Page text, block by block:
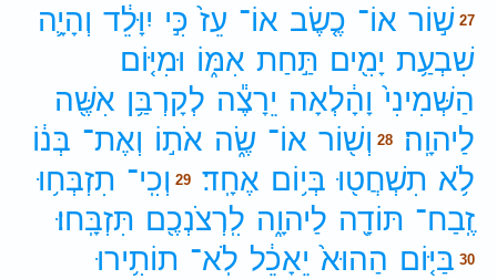
27 שׁ֣וֹר אוֹ־ כֶ֤שֶׂב אוֹ־ עֵז֙ כִּ֣י יִוָּלֵ֔ד וְהָיָ֛ה
שִׁבְעַ֥ת יָמִ֖ים תַּ֣חַת אִמּ֑וֹ וּמִיּ֤וֹם
הַשְּׁמִינִי֙ וָהָ֔לְאָה יֵרָצֶ֕ה לְקָרְבַּ֥ן אִשֶּׁ֖ה
לַיהוָֽה׃
28 וְשׁ֖וֹר אוֹ־ שֶׂ֑ה אֹת֣וֹ וְאֶת־ בְּנ֔וֹ
לֹ֥א תִשְׁחֲט֖וּ בְּי֥וֹם אֶחָֽד׃ 29 וְכִֽי־ תִזְבְּח֥וּ
זֶֽבַח־ תּוֹדָ֖ה לַיהוָ֑ה לִֽרְצֹנְכֶ֖ם תִּזְבָּֽחוּ׃
30 בַּיּ֤וֹם הַהוּא֙ יֵאָכֵ֔ל לֹֽא־ תוֹתִ֥ירוּ